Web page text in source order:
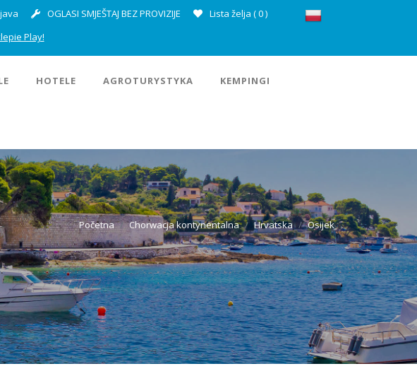
OGLASI SMJEŠTAJ BEZ PROVIZIJE Lista želja (0)
Play!
HOTELE AGROTURYSTYKA KEMPINGI
Početna Chorwacja kontynentalna Hrvatska Osijek